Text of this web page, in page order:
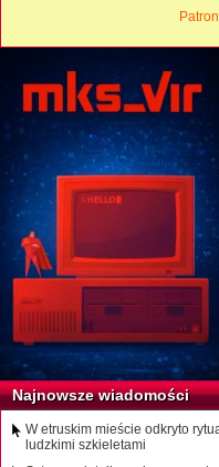
Najnowsze wiadomości
W etruskim mieście odkryto
ludzkimi szkieletami